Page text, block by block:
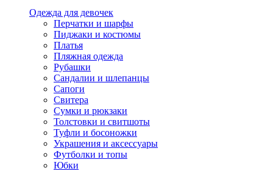
Одежда для девочек
Перчатки и шарфы
Пиджаки и костюмы
Платья
Пляжная одежда
Рубашки
Сандалии и шлепанцы
Сапоги
Свитера
Сумки и рюкзаки
Толстовки и свитшоты
Туфли и босоножки
Украшения и аксессуары
Футболки и топы
Юбки